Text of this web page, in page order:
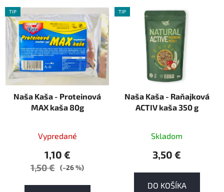
TIP
Naša Kaša - Proteinová
MAX kaša 80g
Vypredané
1,10 €
1,50 € (–26 %)
TIP
Naša Kaša - Raňajková
ACTIV kaša 350 g
Skladom
3,50 €
DO KOŠÍKA